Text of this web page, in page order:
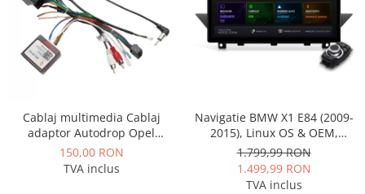
Rame adaptoare Chevrolet
Rame adaptoare Mitsubishi
Rame adaptoare Dodge
Rame adaptoare Chrysler
Cablaj multimedia Cablaj
adaptor Autodrop Opel
pentru Navigatii multimedia
Android
150,00 RON
TVA inclus
Navigatie BMW X1 E84 (2009-
2015), Linux OS & OEM,
Varianta iDrive, CarPlay &
Android Auto Wireless,
MirrorLink, Camera AHD, 12.3
1.799,99 RON
1.499,99 RON
TVA inclus